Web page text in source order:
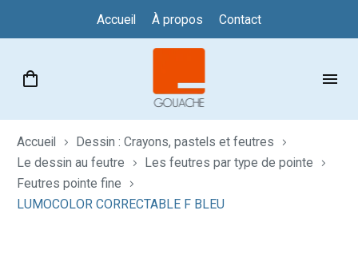
Accueil À propos Contact
Accueil
Dessin : Crayons, pastels et feutres
Le dessin au feutre
Les feutres par type de pointe
Feutres pointe fine
LUMOCOLOR CORRECTABLE F BLEU